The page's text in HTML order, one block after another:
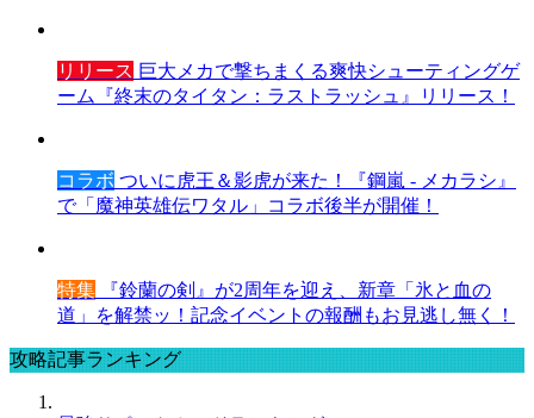
リリース 巨大メカで撃ちまくる爽快シューティングゲ
ーム『終末のタイタン：ラストラッシュ』リリース！
コラボ ついに虎王＆影虎が来た！『鋼嵐 - メカラシ』
で「魔神英雄伝ワタル」コラボ後半が開催！
特集 『鈴蘭の剣』が2周年を迎え、新章「氷と血の
道」を解禁ッ！記念イベントの報酬もお見逃し無く！
攻略記事ランキング